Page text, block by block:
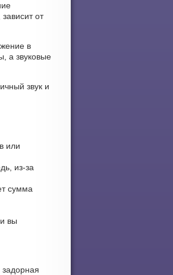
от
в
а звуковые
звук и
или
из-за
сумма
вы